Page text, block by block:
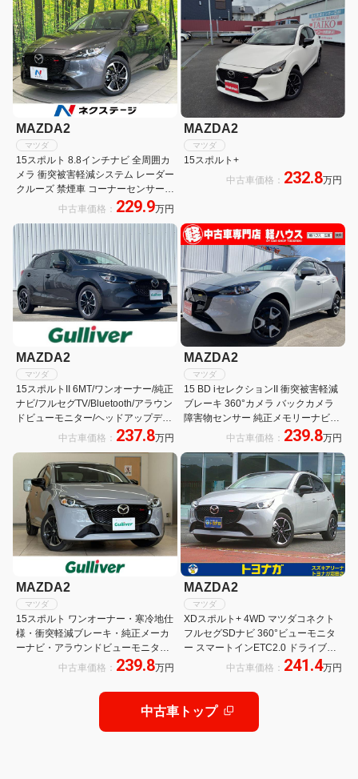
MAZDA2
マツダ
15スポルト 8.8インチナビ 全周囲カ
メラ 衝突被害軽減システム レーダー
クルーズ 禁煙車 コーナーセンサー
スマートキー LEDヘッド ビルトイン
ETC 純正16インチアルミ オートハ
イビーム 車線逸脱警報
中古車価格： 229.9万円
MAZDA2
マツダ
15スポルト+
中古車価格： 232.8万円
MAZDA2
マツダ
15スポルトII 6MT/ワンオーナー/純正
ナビ/フルセグTV/Bluetooth/アラウン
ドビューモニター/ヘッドアップディ
スプレイ/レーダークルーズコントロ
中古車価格： 237.8万円
MAZDA2
マツダ
15 BD iセレクションII 衝突被害軽減
ブレーキ 360°カメラ バックカメラ
障害物センサー 純正メモリーナビ
Bluetooth接続 レーンキープアシス
ー プッシュスタート
中古車価格： 239.8万円
MAZDA2
マツダ
15スポルト ワンオーナー・寒冷地仕
様・衝突軽減ブレーキ・純正メーカ
ーナビ・アラウンドビューモニタ
ー・バックカメラ・フルセグTV・前
後コーナーセンサー・ヘッドアップ
ディスプレイ・社外AW装着冬タイ
中古車価格： 239.8万円
MAZDA2
マツダ
XDスポルト+ 4WD マツダコネクト
フルセグSDナビ 360°ビューモニタ
ー スマートインETC2.0 ドライブレ
コーダー パドルシフト レーダークル
ーズ ステアリング&シートヒーター
LEDヘッドライト
中古車価格： 241.4万円
中古車トップ